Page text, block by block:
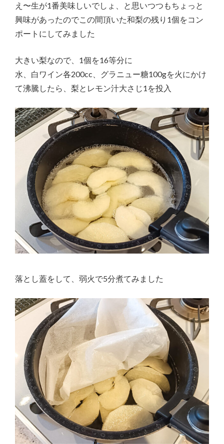
え〜生が1番美味しいでしょ、と思いつつもちょっと
興味があったのでこの間頂いた和梨の残り1個をコン
ポートにしてみました
大きい梨なので、1個を16等分に
水、白ワイン各200cc、グラニュー糖100gを火にかけ
て沸騰したら、梨とレモン汁大さじ1を投入
落とし蓋をして、弱火で5分煮てみました